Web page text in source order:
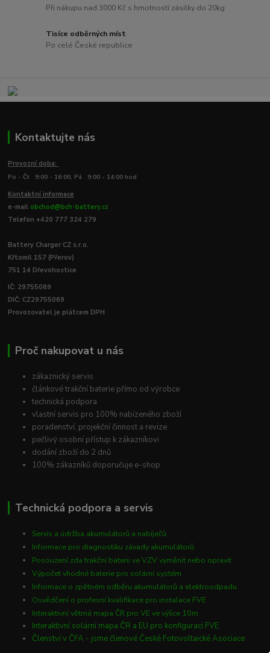
Při nákupu nad 3000 Kč s hmotností zásilky do 20kg
Tisíce odběrných míst
Po celé České republice
Kontaktujte nás
Provozní doba:
Po - Čt 9:00 - 16:00, Pá 9:00 - 14:00 hod
Kontaktní informace
e-mail obchod@bch-battery.cz
Telefon +420 777 324 279
Battery Charger CZ s.r.o.
Křtomil 157 (Přerov)
751 14 Dřevohostice
IČ: 29755069
DIČ: CZ29755069
Provozovatel je plátcem DPH
Proč nakupovat u nás
zákaznický servis
článkové trakční baterie přímo od výrobce
technická podpora
vlastní servis pro 100% nabízeného zboží
poradenství, projekční činnost a revize
pečlivý osobní přístup k zákazníkovi
dodání zboží do 2 dnů
100% zákazníků doporučuje e-shop
Technická podpora a servis
Servis a údržba akumulátorů a nabíječů
Informace pro diagnostiku závady akumulátorů
Posouzení zda trakční baterii ve VZV vyměnit nebo opravit
Výpočet vhodné baterie pro solární systém
Informace o zpětném odběru akumulátorů a elektroodpadu
Osvědčení o profesní kvalifikace pro instalace FVE
Interaktivní větrná mapa ČR pro VE ve výšce 10m
Interaktivní solární mapa ČR a EU pro konfiguraci FVE
Členství v ČFA - jsme členové České Fotovoltaické Asociace